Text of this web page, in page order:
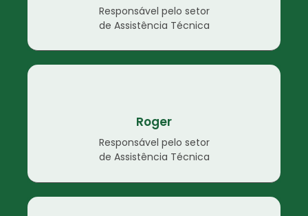
Responsável pelo setor
de Assistência Técnica
Roger
Responsável pelo setor
de Assistência Técnica